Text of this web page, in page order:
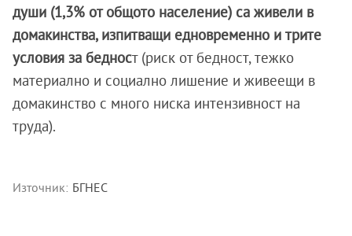
души (1,3% от общото население) са живели в
домакинства, изпитващи едновременно и трите
условия за бедност (риск от бедност, тежко
материално и социално лишение и живеещи в
домакинство с много ниска интензивност на
труда).
Източник: БГНЕС